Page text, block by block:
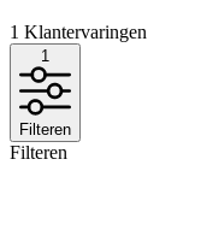
1 Klantervaringen
1
Filteren
Filteren